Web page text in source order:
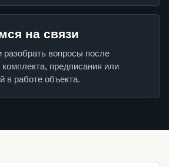
на связи
разобрать вопросы после
комплекта, предписания или
в работе объекта.